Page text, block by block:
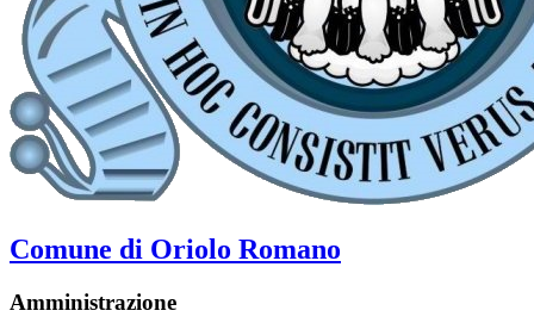
Comune di Oriolo Romano
Amministrazione